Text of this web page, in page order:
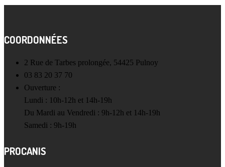
COORDONNÉES
2 Rue de Tarbes prolongée, 54425 Pulnoy
03 83 20 37 70
Ouverture :
Lundi : 10h-12h et 14h-19h
Du Mardi au Vendredi : 9h-12h et 14h-19h
Samedi : 9h-19h
PROCANIS